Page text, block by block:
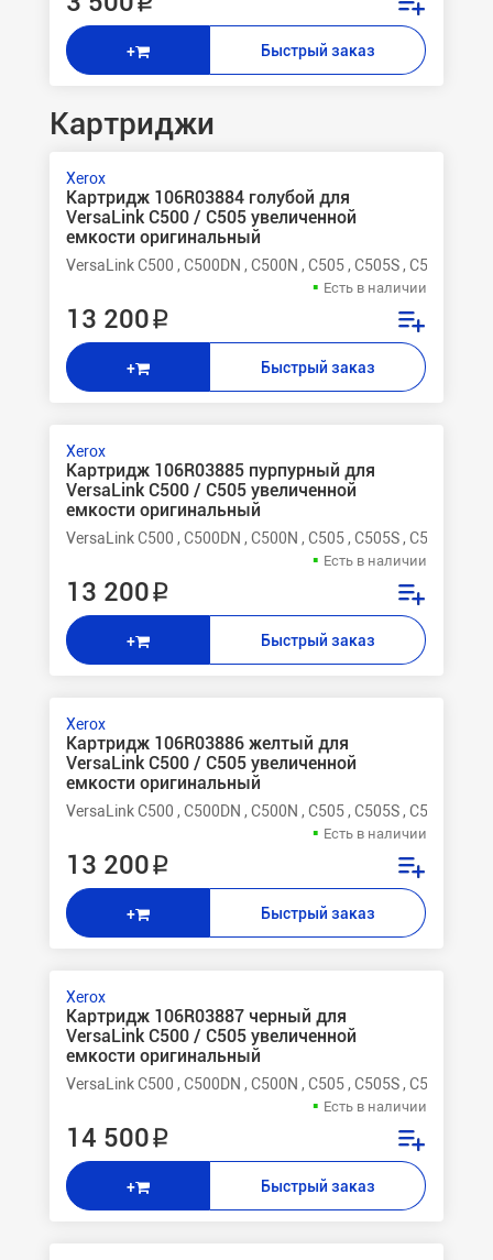
+ Быстрый заказ
Картриджи
Xerox
Картридж 106R03884 голубой для
VersaLink C500 / C505 увеличенной
емкости оригинальный
VersaLink C500 , C500DN , C500N , C505 , C505S , C505X
Есть в наличии
13 200 ₽
+ Быстрый заказ
Xerox
Картридж 106R03885 пурпурный для
VersaLink C500 / C505 увеличенной
емкости оригинальный
VersaLink C500 , C500DN , C500N , C505 , C505S , C505X
Есть в наличии
13 200 ₽
+ Быстрый заказ
Xerox
Картридж 106R03886 желтый для
VersaLink C500 / C505 увеличенной
емкости оригинальный
VersaLink C500 , C500DN , C500N , C505 , C505S , C505X
Есть в наличии
13 200 ₽
+ Быстрый заказ
Xerox
Картридж 106R03887 черный для
VersaLink C500 / C505 увеличенной
емкости оригинальный
VersaLink C500 , C500DN , C500N , C505 , C505S , C505X
Есть в наличии
14 500 ₽
+ Быстрый заказ